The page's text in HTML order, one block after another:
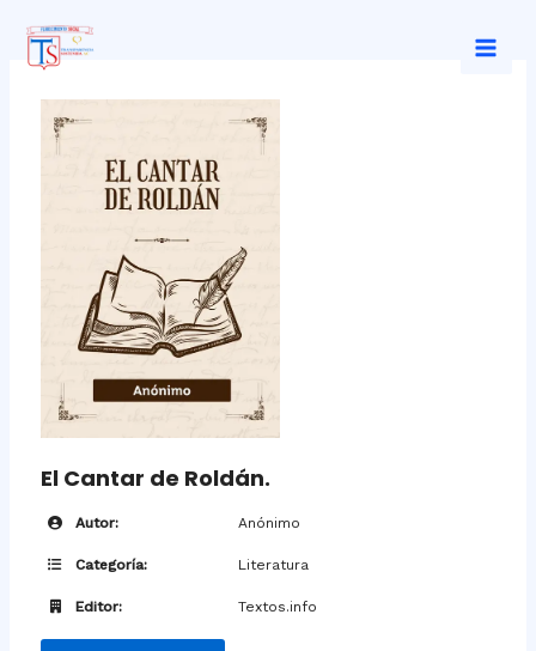
contenido
El Cantar de Roldán.
Autor: Anónimo
Categoría: Literatura
Editor: Textos.info